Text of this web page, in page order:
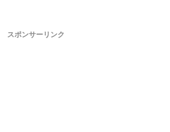
スポンサーリンク